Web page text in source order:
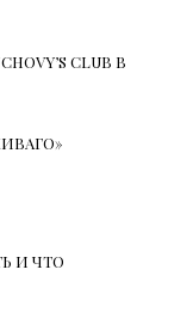
CLUB В
И ЧТО